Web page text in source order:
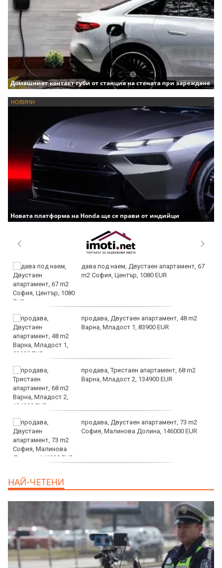
Домашният контакт губи от станция на стената при зареждане
НОВИНИ
Новата платформа на Honda ще се прави от индийци
дава под наем, Двустаен апартамент, 67
m2 София, Център, 1080 EUR
продава, Двустаен апартамент, 48 m2
Варна, Младост 1, 83900 EUR
продава, Тристаен апартамент, 68 m2
Варна, Младост 2, 134900 EUR
продава, Двустаен апартамент, 73 m2
София, Малинова Долина, 146000 EUR
НАЙ-ЧЕТЕНИ